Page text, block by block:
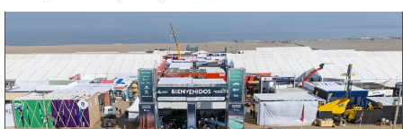
Tecnología
Sostenibilidad